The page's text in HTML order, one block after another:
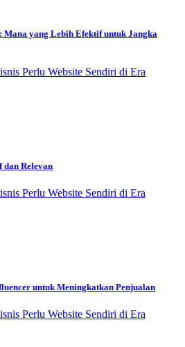
Mana yang Lebih Efektif untuk Jangka
Relevan
untuk Meningkatkan Penjualan